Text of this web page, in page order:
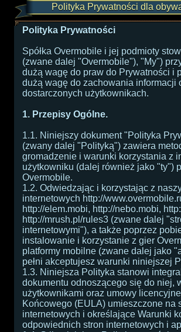
Polityka Prywatności dla
Polityka Prywatności
Spółka Overmobile i jej podmioty
(zwane dalej "Overmobile"), "My")
dużą wagę do praw do Prywatności i
dużą wagę do zachowania informacji
dostarczonych użytkownikach.
1. Przepisy Ogólne.
1.1. Niniejszy dokument "Polityka
(zwany dalej "Polityką") zawiera
gromadzenie i warunki korzystania z
użytkowniku (dalej również jako "ty")
Overmobile.
1.2. Odwiedzając i korzystając z
internetowych http://
http://elem.mobi, http://nebo.mobi,
http://mrush.pl/rules3 (zwane dalej
internetowymi"), a także poprzez
instalowanie i korzystanie z gier
platformy mobilne (zwane dalej jako
pełni akceptujesz warunki niniejszej
1.3. Niniejsza Polityka stanowi
dokumentu odnoszącego się do niej,
użytkownikami oraz umowy
Końcowego (EULA) umieszczone na
internetowych i określające Warunki
odpowiednich stron internetowych i